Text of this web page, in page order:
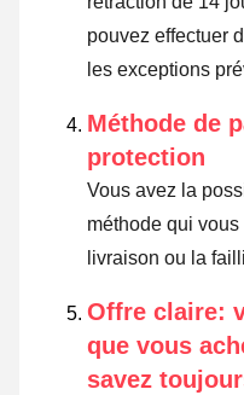
pouvez effectuer
les exceptions
Méthode de
protection
Vous avez la
méthode qui
livraison ou la
Offre claire:
que vous
savez